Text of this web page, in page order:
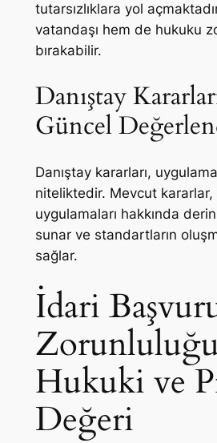
tutarsızlıklara yol
vatandaşı hem de hukuku
bırakabilir.
Danıştay
Güncel
Danıştay kararları,
niteliktedir. Mevcut kararlar,
uygulamaları hakkında
sunar ve standartların
sağlar.
İdari
Hukuki ve
Değeri